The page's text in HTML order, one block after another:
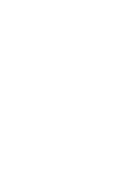
ッジを付与しています